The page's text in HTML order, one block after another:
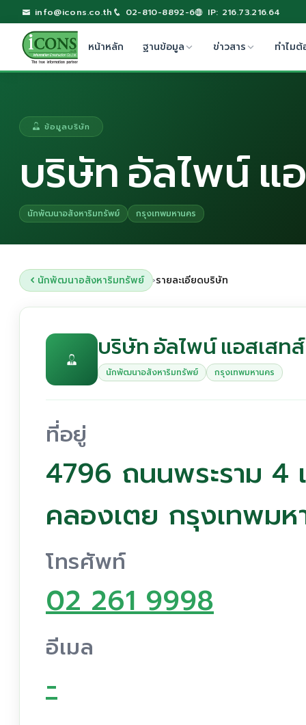
info@icons.co.th 02-810-8892-6 IP: 216.73.216.64
หน้าหลัก ฐานข้อมูล ข่าวสาร ทำไมต้
ข้อมูลบริษัท
บริษัท อัลไพน์ แ
นักพัฒนาอสังหาริมทรัพย์ กรุงเทพมหานคร
นักพัฒนาอสังหาริมทรัพย์ ›รายละเอียดบริษัท
บริษัท อัลไพน์ แอสเสท
นักพัฒนาอสังหาริมทรัพย์ กรุงเทพมหานคร
ที่อยู่
4796 ถนนพระราม 4
คลองเตย กรุงเทพมห
โทรศัพท์
02 261 9998
อีเมล
-